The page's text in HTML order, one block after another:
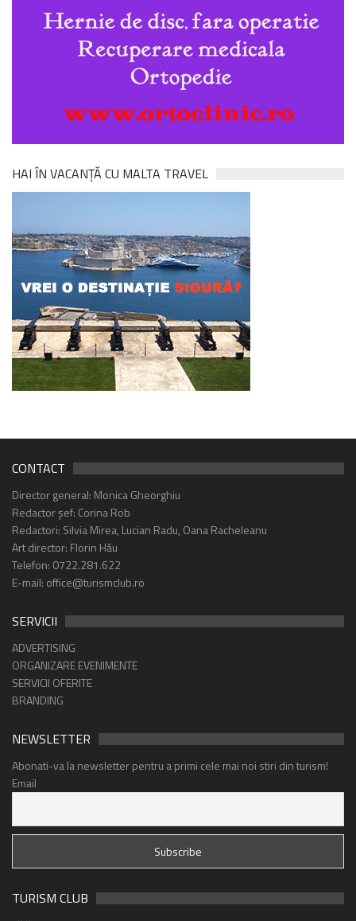
HAI ÎN VACANȚĂ CU MALTA TRAVEL
CONTACT
Director general: Monica Gheorghiu
Redactor șef: Corina Rob
Redactori: Silvia Mirea, Lucian Radu, Oana Racheleanu
Art director: Florin Hău
Telefon: 0722.281.622
E-mail: office@turismclub.ro
SERVICII
ADVERTISING
ORGANIZARE EVENIMENTE
SERVICII OFERITE
BRANDING
NEWSLETTER
Abonati-va la newsletter pentru a primi cele mai noi stiri din turism!
Email
TURISM CLUB